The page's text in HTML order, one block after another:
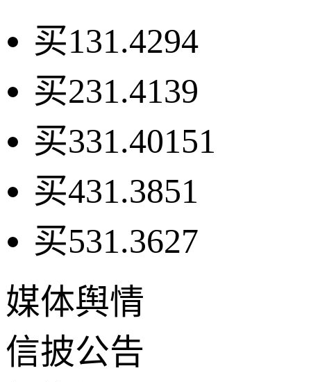
买131.4294
买231.4139
买331.40151
买431.3851
买531.3627
媒体舆情
信披公告